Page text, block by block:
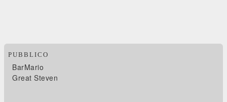
PUBBLICO
BarMario
Great Steven